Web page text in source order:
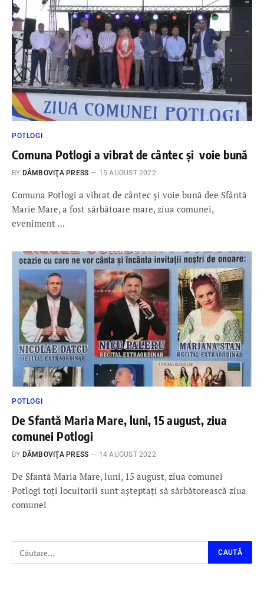
POTLOGI
Comuna Potlogi a vibrat de cântec și voie bună
BY DÂMBOVIŢA PRESS 15 AUGUST 2022
Comuna Potlogi a vibrat de cântec și voie bună dee Sfântă
Marie Mare, a fost sărbătoare mare, ziua comunei,
eveniment …
POTLOGI
De Sfantă Maria Mare, luni, 15 august, ziua
comunei Potlogi
BY DÂMBOVIŢA PRESS 14 AUGUST 2022
De Sfantă Maria Mare, luni, 15 august, ziua comunei
Potlogi toți locuitorii sunt așteptați să sărbătorească ziua
comunei